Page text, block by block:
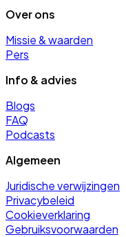
Over ons
Missie & waarden
Pers
Info & advies
Blogs
FAQ
Podcasts
Algemeen
Juridische verwijzingen
Privacybeleid
Cookieverklaring
Gebruiksvoorwaarden